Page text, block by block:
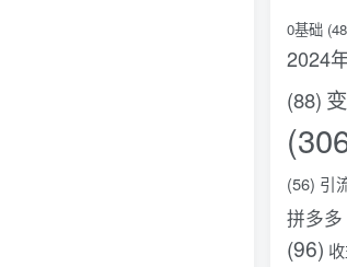
0基础
2024
(88)
(56) 引
拼多多
(96)